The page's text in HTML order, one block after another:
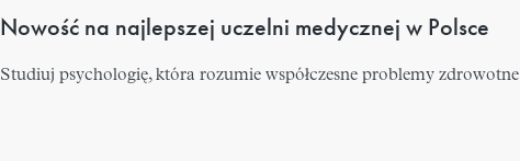
Nowość na najlepszej uczelni medycznej w Polsce
Studiuj psychologię, która rozumie współczesne problemy zdrowotne